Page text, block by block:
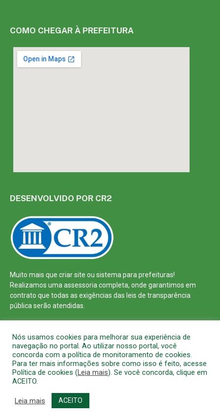
COMO CHEGAR À PREFEITURA
DESENVOLVIDO POR CR2
Muito mais que criar site ou sistema para prefeituras!
Realizamos uma assessoria completa, onde garantimos em
contrato que todas as exigências das leis de transparência
pública serão atendidas.
Todos os direitos reservados a Prefeitura Municipal de Barcarena
Acessar Área Administrativa
Nós usamos cookies para melhorar sua experiência de
navegação no portal. Ao utilizar nosso portal, você
concorda com a política de monitoramento de cookies.
Para ter mais informações sobre como isso é feito, acesse
Política de cookies (Leia mais). Se você concorda, clique em
ACEITO.
Leia mais ACEITO